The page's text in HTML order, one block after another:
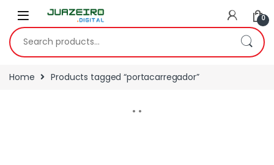
0
Home Products tagged “portacarregador”